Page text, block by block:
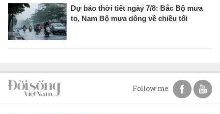
Dự báo thời tiết ngày 7/8: Bắc Bộ mưa
to, Nam Bộ mưa dông về chiều tối
Follow me